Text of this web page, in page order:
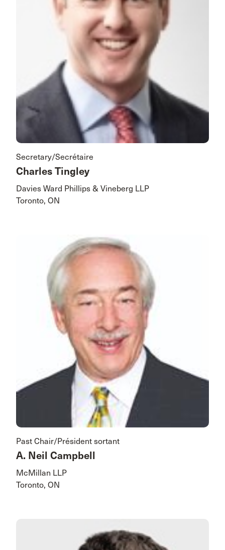
Secretary/Secrétaire
Charles Tingley
Davies Ward Phillips & Vineberg LLP
Toronto, ON
Past Chair/Président sortant
A. Neil Campbell
McMillan LLP
Toronto, ON